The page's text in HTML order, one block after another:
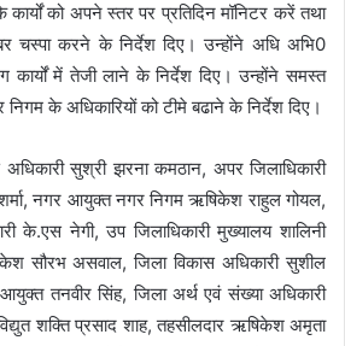
कार्यों को अपने स्तर पर प्रतिदिन मॉनिटर करें तथा
चस्पा करने के निर्देश दिए। उन्होंने अधि अभि0
कार्यों में तेजी लाने के निर्देश दिए। उन्होंने समस्त
निगम के अधिकारियों को टीमे बढाने के निर्देश दिए।
सुश्री झरना कमठान, अपर जिलाधिकारी
शर्मा, नगर आयुक्त नगर निगम ऋषिकेश राहुल गोयल,
के.एस नेगी, उप जिलाधिकारी मुख्यालय शालिनी
सौरभ असवाल, जिला विकास अधिकारी सुशील
तनवीर सिंह, जिला अर्थ एवं संख्या अधिकारी
शक्ति प्रसाद शाह, तहसीलदार ऋषिकेश अमृता